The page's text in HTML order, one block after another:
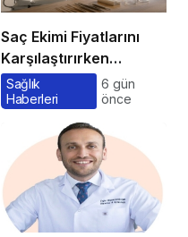
Saç Ekimi Fiyatlarını
Karşılaştırırken
Gözden Kaçan
Maliyetler
Sağlık
Haberleri
6 gün
önce